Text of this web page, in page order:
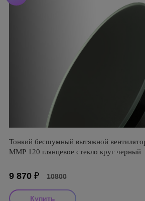
Тонкий бесшумный вытяжной
ММР 120 глянцевое стекло круг черный
9 870 ₽ 10800